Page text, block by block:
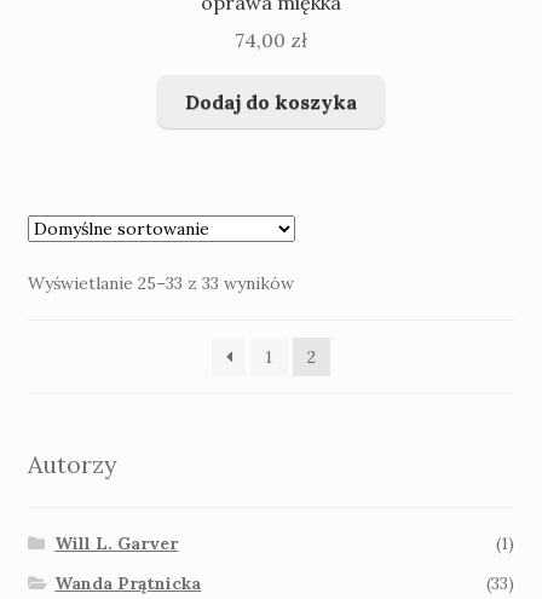
74,00 zł
Dodaj do koszyka
Wyświetlanie 25–33 z 33 wyników
1 2
Autorzy
Will L. Garver
(1)
Wanda Prątnicka
(33)